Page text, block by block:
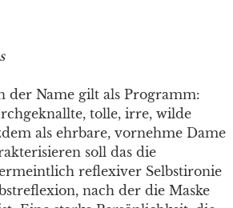
der Name gilt als Programm:
tolle, irre, wilde
als ehrbare, vornehme Dame
soll das die
reflexiver Selbstironie
nach der die Maske